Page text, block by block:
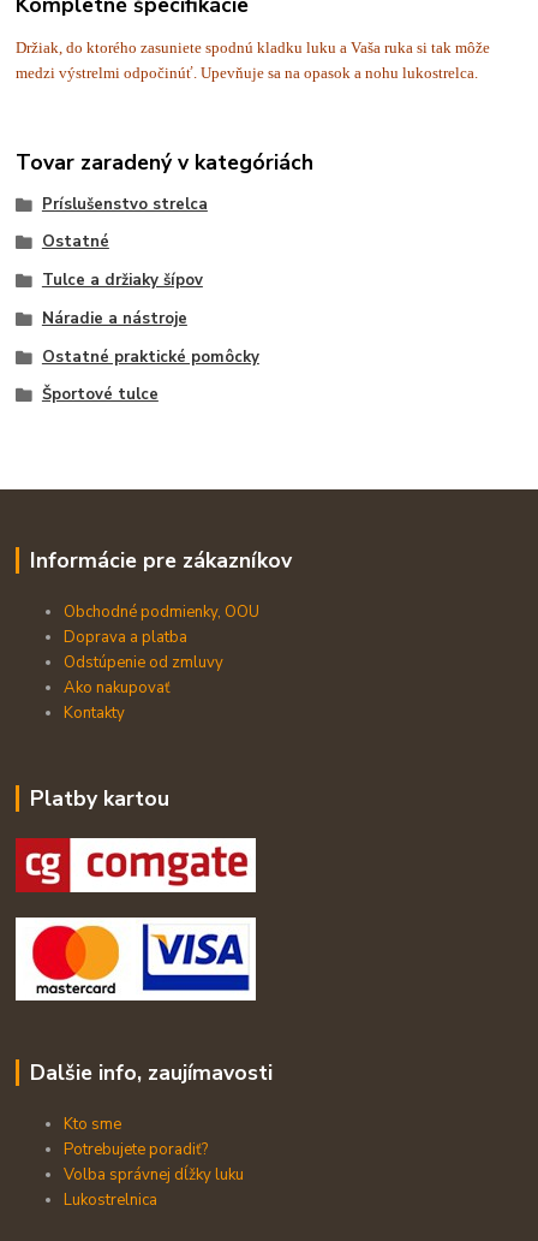
Držiak, do ktorého zasuniete spodnú kladku luku a Vaša ruka si tak môže
medzi výstrelmi odpočinúť. Upevňuje sa na opasok a nohu lukostrelca.
Tovar zaradený v kategóriách
Príslušenstvo strelca
Ostatné
Tulce a držiaky šípov
Náradie a nástroje
Ostatné praktické pomôcky
Športové tulce
Informácie pre zákazníkov
Obchodné podmienky, OOU
Doprava a platba
Odstúpenie od zmluvy
Ako nakupovať
Kontakty
Platby kartou
Dalšie info, zaujímavosti
Kto sme
Potrebujete poradiť?
Volba správnej dĺžky luku
Lukostrelnica